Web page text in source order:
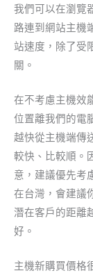
我們可以在瀏覽
路連到網站主機
站速度，除了受
關。
在不考慮主機效
位置離我們的電
越快從主機端傳
較快、比較順。
意，建議優先考
在台灣，會建議
潛在客戶的距離
好。
主機新購買價格